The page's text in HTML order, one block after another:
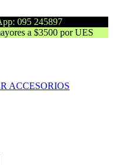
095 245897
a $3500 por UES
ACCESORIOS